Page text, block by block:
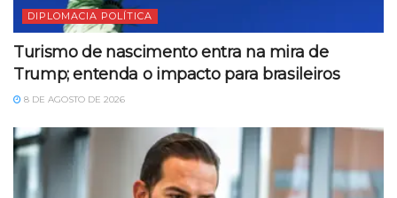
DIPLOMACIA POLÍTICA
Turismo de nascimento entra na mira de
Trump; entenda o impacto para brasileiros
8 DE AGOSTO DE 2026